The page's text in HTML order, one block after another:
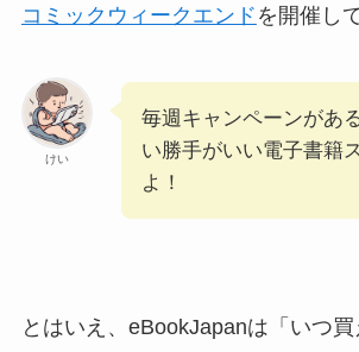
コミックウィークエンド を開催し
けい
毎週キャンペーンがあ
い勝手がいい電子書籍
よ！
とはいえ、eBookJapanは「いつ買